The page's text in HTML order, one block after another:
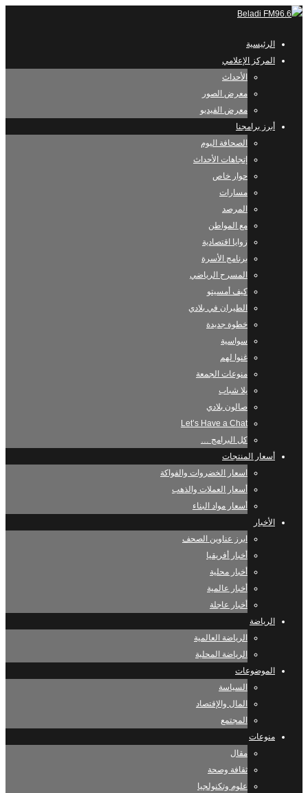
الرئيسية
المركز الإعلامي
الأحداث
معرض الصور
معرض الفيديو
أبرز برامجنا
الصحافة اليوم
إتجاهات الأحداث
حوار خاص
مسارات
المرصد
مع المواطن
زوايا اقتصادية
برنامج الأسرة
المسرح الرياضي
كيف أمسيتو
الطيران في بلادي
خطوة جديدة
سواسية
غنوا لهم
منوعات الجمعة
يلا شباب
صالون بلادي
Let’s Have a Chat
كل البرامج …
أسعار المنتجات
اسعار الخضروات والفواكة
أسعار العملات والذهب
أسعار مواد البناء
الأخبار
ابرز عناوين الصحف
أخبار أفريقيا
أخبار محلية
أخبار عالمية
أخبار عاجلة
الرياضة
الرياضة العالمية
الرياضة المحلية
الموضوعات
السياسة
المال والإقتصاد
المجتمع
منوعات
مقال
ثقافة وصحة
علوم وتكنولجيا